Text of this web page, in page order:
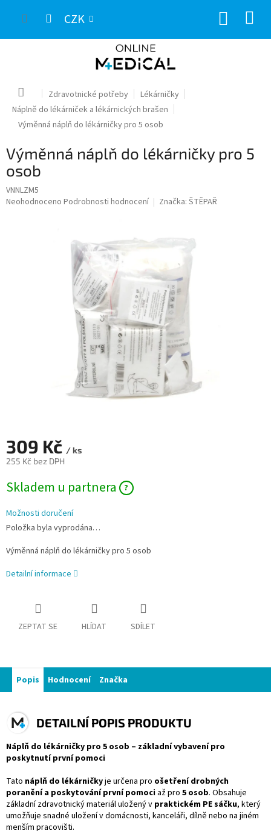
CZK
Domů Zdravotnické potřeby
Lékárničky
Náplně do lékárniček a lékárnických brašen
Výměnná náplň do lékárničky pro 5 osob
Výměnná náplň do lékárničky pro 5
osob
VNNLZM5
Průměrné
Neohodnoceno Podrobnosti hodnocení Značka: ŠTĚPAŘ
309 Kč / ks
255 Kč bez DPH
cena:
Skladem u partnera
Možnosti doručení
Položka byla vyprodána…
Výměnná náplň do lékárničky pro 5 osob
Detailní informace
ZEPTAT SE HLÍDAT SDÍLET
Popis Hodnocení Značka
DETAILNÍ POPIS PRODUKTU
Náplň do lékárničky pro 5 osob – základní vybavení pro
poskytnutí první pomoci
Tato náplň do lékárničkyje určena pro ošetření drobných
poranění a poskytování první pomoci až pro 5 osob. Obsahuje
základní zdravotnický materiál uložený v praktickém PE sáčku, který
umožňuje snadné uložení v domácnosti, kanceláři, dílně nebo na jiném
menším pracovišti.